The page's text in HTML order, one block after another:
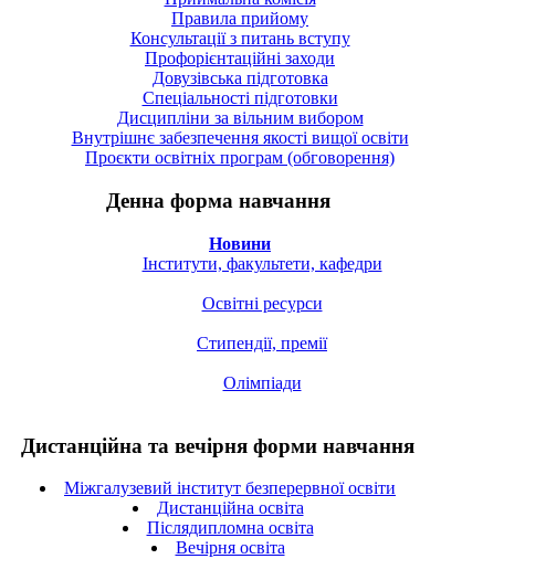
Правила прийому
Консультації з питань вступу
Профорієнтаційні заходи
Довузівська підготовка
Спецiальностi підготовки
Дисципліни за вільним вибором
Внутрішнє забезпечення якості вищої освіти
Проєкти освітніх програм (обговорення)
Денна форма навчання
Новини
Інститути, факультети, кафедри
Освітні ресурси
Стипендії, премії
Олімпіади
Дистанційна та вечірня форми навчання
Міжгалузевий інститут безперервної освіти
Дистанційна освіта
Післядипломна освіта
Вечірня освіта